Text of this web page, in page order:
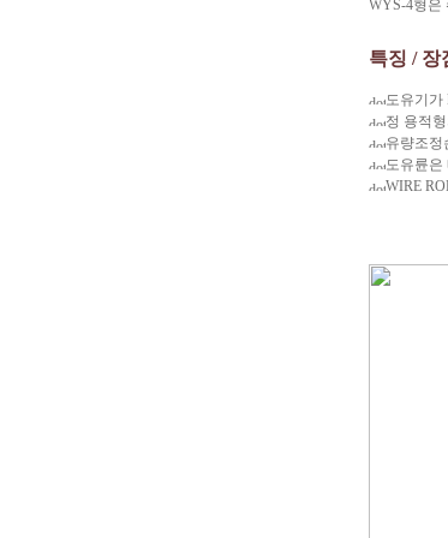
WYS-4형은
특징 / 장
도유기가
정 용적
유량조정
도유륜은
WIRE